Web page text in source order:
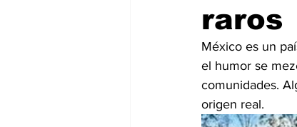
raros
México es un
el humor se
comunidades.
origen real.